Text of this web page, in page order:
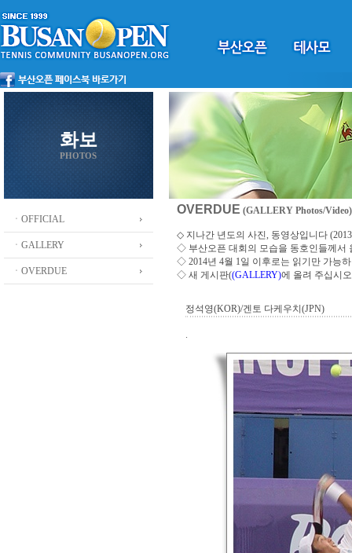
화보
PHOTOS
ㆍOFFICIAL
ㆍGALLERY
ㆍOVERDUE
OVERDUE (GALLERY Photos/Video)
◇ 지나간 년도의 사진, 동영상입니다
◇ 부산오픈 대회의 모습을 동호인들께서
◇ 2014년 4월 1일 이후로는 읽기만 가능
◇ 새 게시판((GALLERY)에 올려 주십시오
정석영(KOR)/겐토 다케우치(JPN)
.